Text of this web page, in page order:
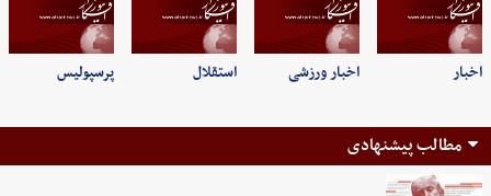
اخبار اخبار ورزشی استقلال پرسپولیس
مطالب پیشنهادی